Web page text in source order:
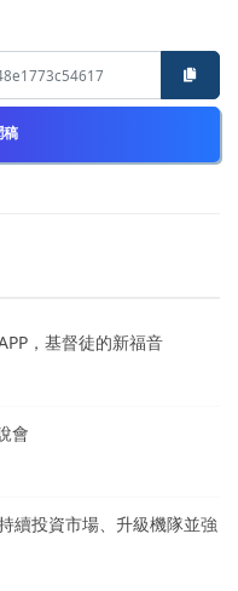
，基督徒的新福音
會
續投資市場、升級機隊並強